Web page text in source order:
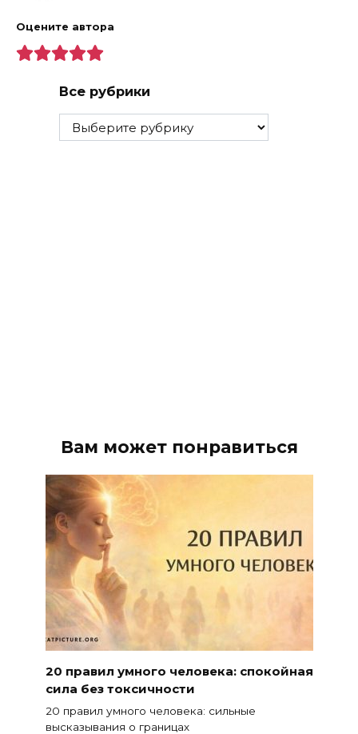
Оцените автора
Все рубрики
Все
рубрики
Вам может понравиться
20 правил умного человека: спокойная
сила без токсичности
20 правил умного человека: сильные
высказывания о границах